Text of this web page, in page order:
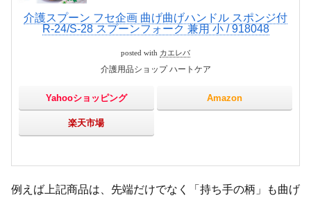
介護スプーン フセ企画 曲げ曲げハンドル スポンジ付
R-24/S-28 スプーンフォーク 兼用 小 / 918048
posted with カエレバ
介護用品ショップ ハートケア
Yahooショッピング Amazon
楽天市場
例えば上記商品は、先端だけでなく「持ち手の柄」も曲げ